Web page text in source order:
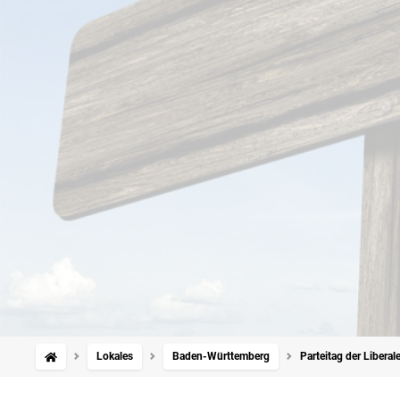
Lokales Baden-Württemberg Parteitag der